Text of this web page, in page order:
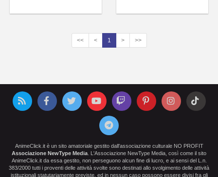
<< < 1 > >>
AnimeClick.it è un sito amatoriale gestito dall'associazione culturale NO PROFIT
Associazione NewType Media . L'Associazione NewType Media, così come il sito
AnimeClick.it da essa gestito, non perseguono alcun fine di lucro, e ai sensi del L.n.
383/2000 tutti i proventi delle attività svolte sono destinati allo svolgimento delle attività
istituzionali statutariamente previste, ed in nessun caso possono essere divisi fra gli